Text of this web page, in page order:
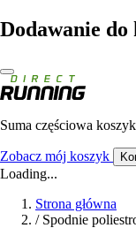
Dodawanie do
Suma częściowa
Zobacz mój koszyk
Loading...
Strona główna
/ Spodnie